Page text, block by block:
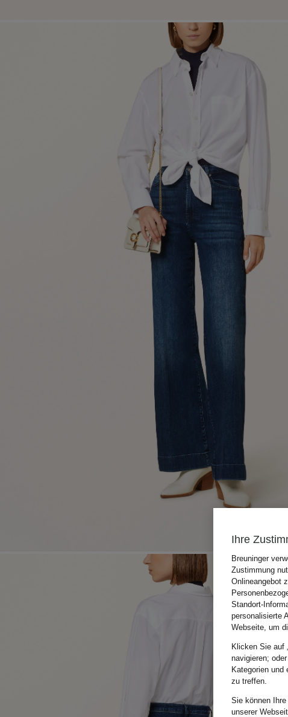
Ihre
Breuninger
Zustimmung
Onlineangebot
Standort-
personalisierte
Webseite, um
Klicken Sie auf
navigieren;
Kategorien und
zu treffen.
Sie können
unserer